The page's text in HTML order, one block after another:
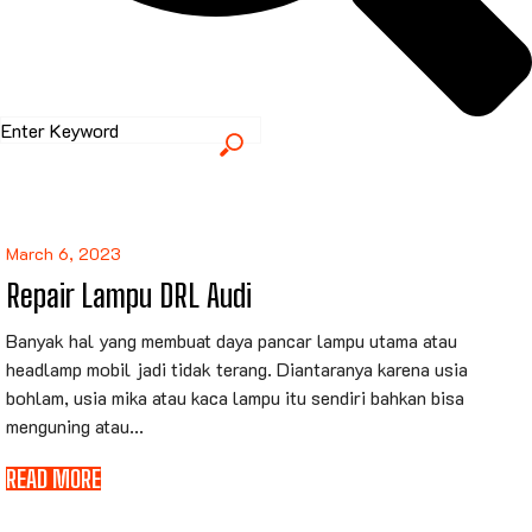
March 6, 2023
Repair Lampu DRL Audi
Banyak hal yang membuat daya pancar lampu utama atau
headlamp mobil jadi tidak terang. Diantaranya karena usia
bohlam, usia mika atau kaca lampu itu sendiri bahkan bisa
menguning atau...
READ MORE